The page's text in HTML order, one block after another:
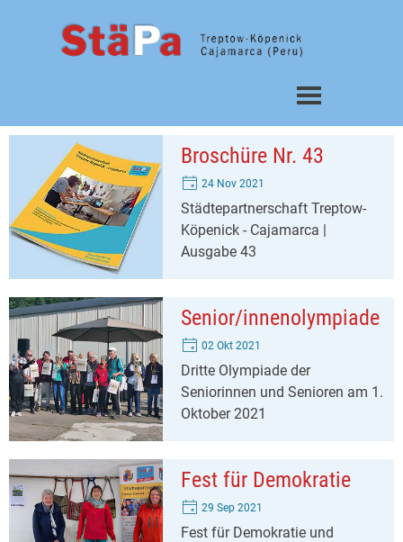
Menü überspringen
Broschüre Nr. 43
24 Nov 2021
Städtepartnerschaft Treptow-
Köpenick - Cajamarca |
Ausgabe 43
Senior/innenolympiade
02 Okt 2021
Dritte Olympiade der
Seniorinnen und Senioren am 1.
Oktober 2021
Fest für Demokratie
29 Sep 2021
Fest für Demokratie und